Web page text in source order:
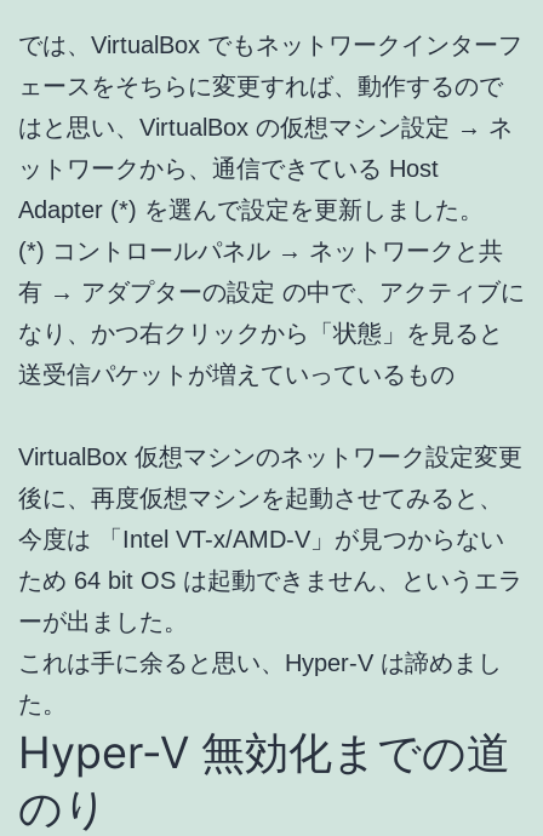
では、VirtualBox でもネットワークインターフ
ェースをそちらに変更すれば、動作するので
はと思い、VirtualBox の仮想マシン設定 → ネ
ットワークから、通信できている Host
Adapter (*) を選んで設定を更新しました。
(*) コントロールパネル → ネットワークと共
有 → アダプターの設定 の中で、アクティブに
なり、かつ右クリックから「状態」を見ると
送受信パケットが増えていっているもの
VirtualBox 仮想マシンのネットワーク設定変更
後に、再度仮想マシンを起動させてみると、
今度は 「Intel VT-x/AMD-V」が見つからない
ため 64 bit OS は起動できません、というエラ
ーが出ました。
これは手に余ると思い、Hyper-V は諦めまし
た。
Hyper-V 無効化までの道
のり